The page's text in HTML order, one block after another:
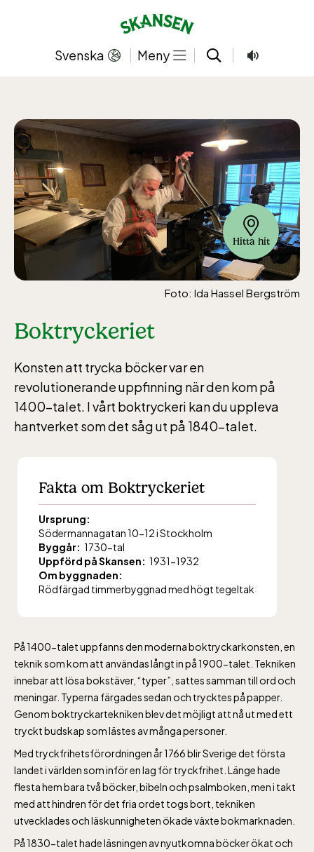
Svenska Meny
Hitta hit
Foto: Ida Hassel Bergström
Boktryckeriet
Konsten att trycka böcker var en
revolutionerande uppfinning när den kom på
1400-talet. I vårt boktryckeri kan du uppleva
hantverket som det såg ut på 1840-talet.
Fakta om Boktryckeriet
Ursprung:
Södermannagatan 10-12 i Stockholm
Byggår: 1730-tal
Uppförd på Skansen: 1931-1932
Om byggnaden:
Rödfärgad timmerbyggnad med högt tegeltak
På 1400-talet uppfanns den moderna boktryckarkonsten, en
teknik som kom att användas långt in på 1900-talet. Tekniken
innebar att lösa bokstäver, “typer”, sattes samman till ord och
meningar. Typerna färgades sedan och trycktes på papper.
Genom boktryckartekniken blev det möjligt att nå ut med ett
tryckt budskap som lästes av många personer.
Med tryckfrihetsförordningen år 1766 blir Sverige det första
landet i världen som inför en lag för tryckfrihet. Länge hade
flesta hem bara två böcker, bibeln och psalmboken, men i takt
med att hindren för det fria ordet togs bort, tekniken
utvecklades och läskunnigheten ökade växte bokmarknaden.
På 1830-talet hade läsningen av nyutkomna böcker ökat och